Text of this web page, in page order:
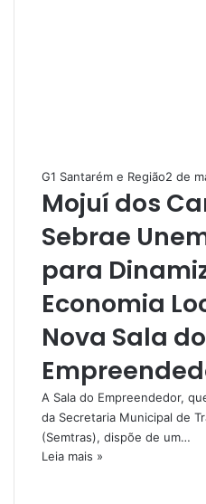
G1 Santarém e Região2 de
Mojuí dos
Sebrae
para
Economia
Nova Sala do
A Sala do Empreendedor,
da Secretaria Municipal de
(Semtras), dispõe de um…
Leia mais »